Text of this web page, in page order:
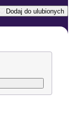
Dodaj do ulubionych